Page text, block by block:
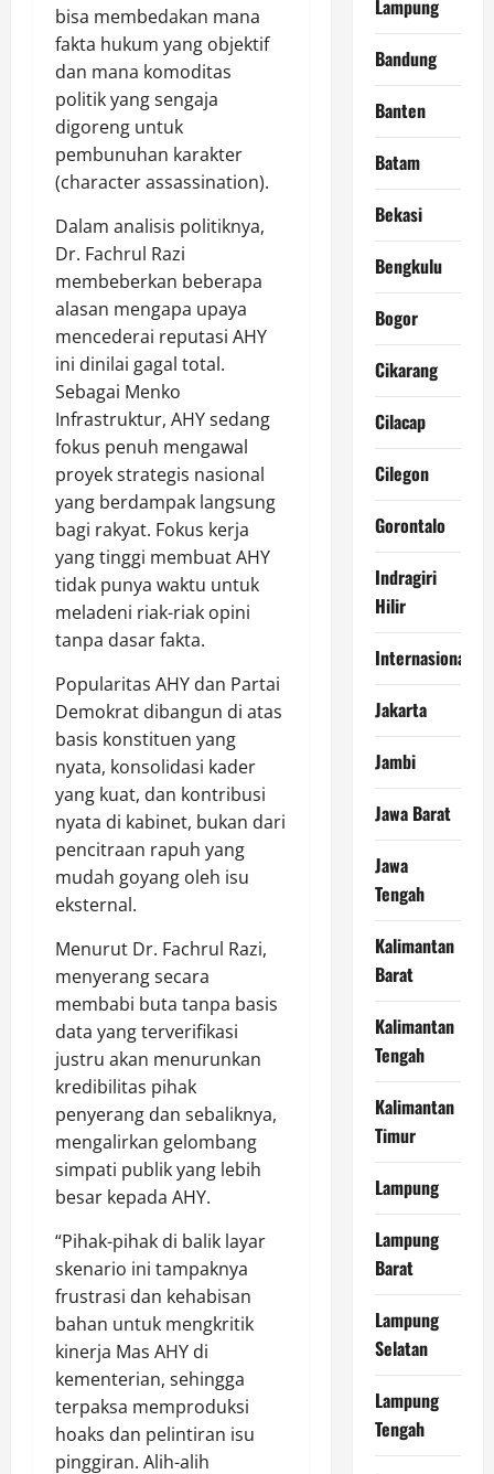
bisa membedakan mana
fakta hukum yang objektif
dan mana komoditas
politik yang sengaja
digoreng untuk
pembunuhan karakter
(character assassination).
Dalam analisis politiknya,
Dr. Fachrul Razi
membeberkan beberapa
alasan mengapa upaya
mencederai reputasi AHY
ini dinilai gagal total.
Sebagai Menko
Infrastruktur, AHY sedang
fokus penuh mengawal
proyek strategis nasional
yang berdampak langsung
bagi rakyat. Fokus kerja
yang tinggi membuat AHY
tidak punya waktu untuk
meladeni riak-riak opini
tanpa dasar fakta.
Popularitas AHY dan Partai
Demokrat dibangun di atas
basis konstituen yang
nyata, konsolidasi kader
yang kuat, dan kontribusi
nyata di kabinet, bukan dari
pencitraan rapuh yang
mudah goyang oleh isu
eksternal.
Menurut Dr. Fachrul Razi,
menyerang secara
membabi buta tanpa basis
data yang terverifikasi
justru akan menurunkan
kredibilitas pihak
penyerang dan sebaliknya,
mengalirkan gelombang
simpati publik yang lebih
besar kepada AHY.
“Pihak-pihak di balik layar
skenario ini tampaknya
frustrasi dan kehabisan
bahan untuk mengkritik
kinerja Mas AHY di
kementerian, sehingga
terpaksa memproduksi
hoaks dan pelintiran isu
pinggiran. Alih-alih
Lampung
Bandung
Banten
Batam
Bekasi
Bengkulu
Bogor
Cikarang
Cilacap
Cilegon
Gorontalo
Indragiri
Hilir
Internasional
Jakarta
Jambi
Jawa Barat
Jawa
Tengah
Kalimantan
Barat
Kalimantan
Tengah
Kalimantan
Timur
Lampung
Lampung
Barat
Lampung
Selatan
Lampung
Tengah